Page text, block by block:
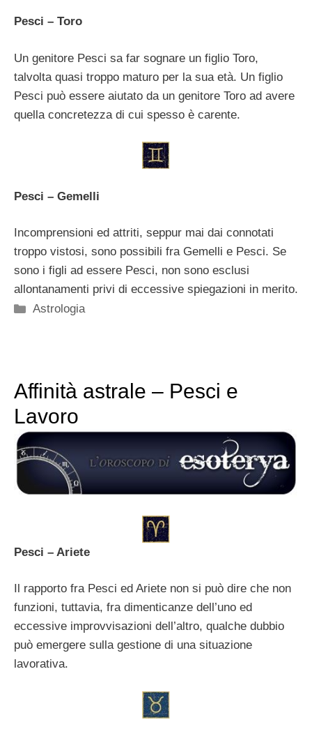
Pesci – Toro
Un genitore Pesci sa far sognare un figlio Toro,
talvolta quasi troppo maturo per la sua età. Un figlio
Pesci può essere aiutato da un genitore Toro ad avere
quella concretezza di cui spesso è carente.
Pesci – Gemelli
Incomprensioni ed attriti, seppur mai dai connotati
troppo vistosi, sono possibili fra Gemelli e Pesci. Se
sono i figli ad essere Pesci, non sono esclusi
allontanamenti privi di eccessive spiegazioni in merito.
Categorie
Astrologia
Affinità astrale – Pesci e
Lavoro
Pesci – Ariete
Il rapporto fra Pesci ed Ariete non si può dire che non
funzioni, tuttavia, fra dimenticanze dell’uno ed
eccessive improvvisazioni dell’altro, qualche dubbio
può emergere sulla gestione di una situazione
lavorativa.